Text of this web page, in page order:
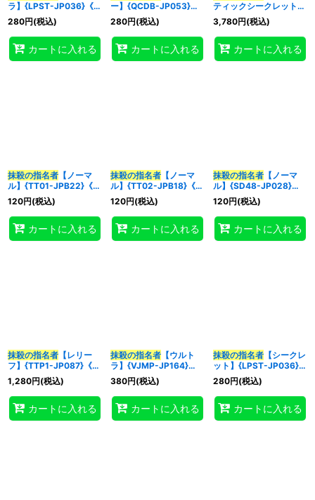
特集:
ラ】{LPST-JP036}《魔
法》
280円(税込)
カートに入れる
ー】{QCDB-JP053}
《魔法》
280円(税込)
カートに入れる
ティックシークレット】
{LPST-JP036}《魔法》
3,780円(税込)
カートに入れる
抹殺の指名者 【ノーマ
ル】{TT01-JPB22}《魔
法》
120円(税込)
カートに入れる
抹殺の指名者【ノーマ
ル】{TT02-JPB18}《魔
法》
120円(税込)
カートに入れる
抹殺の指名者【ノーマ
ル】{SD48-JP028}
《魔法》
120円(税込)
カートに入れる
抹殺の指名者 【レリー
フ】{TTP1-JP087}《魔
法》
1,280円(税込)
カートに入れる
抹殺の指名者【ウルト
ラ】{VJMP-JP164}
《魔法》
380円(税込)
カートに入れる
抹殺の指名者【シークレ
ット】{LPST-JP036}
《魔法》
280円(税込)
カートに入れる